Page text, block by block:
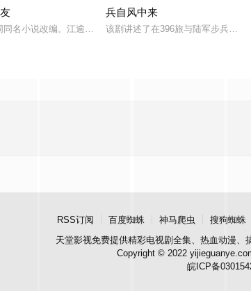
维生，却因一具流血的新娘纸人卷入了一场跨越十年的惊天
同名小说改编。江逾白长大以后，林知夏忽然对他说：“江逾
兵自风中来
该剧讲述了在396旅与陆军步兵学
RSS订阅 百度蜘蛛 神马爬虫 搜狗蜘蛛
天堂影视免费提供精彩电视剧全集、热血动漫、
Copyright © 2022
皖ICP备